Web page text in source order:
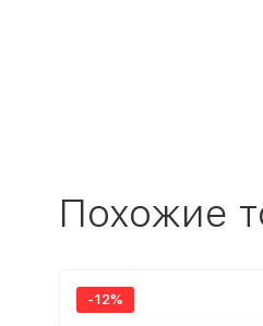
Похожие
-12%